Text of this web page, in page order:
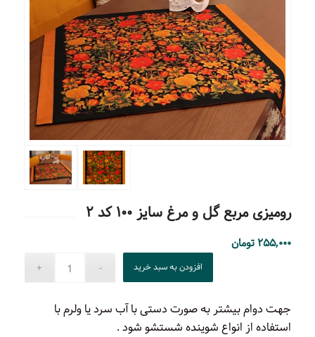
رومیزی مربع گل و مرغ سایز ۱۰۰ کد ۲
۲۵۵,۰۰۰ تومان
افزودن به سبد خرید
جهت دوام بیشتر به صورت دستی با آب سرد یا ولرم با
استفاده از انواع شوینده شستشو شود .